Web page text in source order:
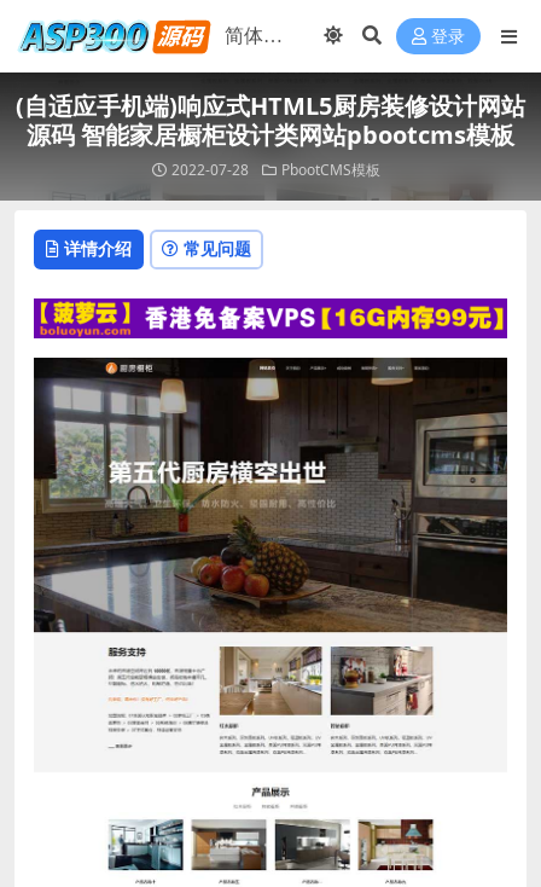
登录
(自适应手机端)响应式HTML5厨房装修设计网站
源码 智能家居橱柜设计类网站pbootcms模板
2022-07-28 PbootCMS模板
详情介绍 常见问题